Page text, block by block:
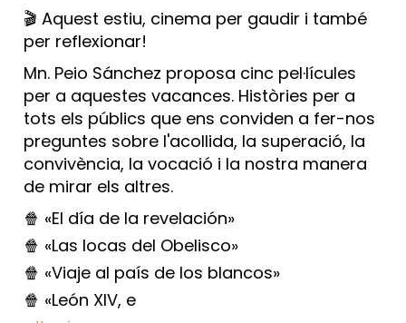
🎬 Aquest estiu, cinema per gaudir i també
per reflexionar!
Mn. Peio Sánchez proposa cinc pel·lícules
per a aquestes vacances. Històries per a
tots els públics que ens conviden a fer-nos
preguntes sobre l'acollida, la superació, la
convivència, la vocació i la nostra manera
de mirar els altres.
🍿 «El día de la revelación»
🍿 «Las locas del Obelisco»
🍿 «Viaje al país de los blancos»
🍿 «León XIV, e